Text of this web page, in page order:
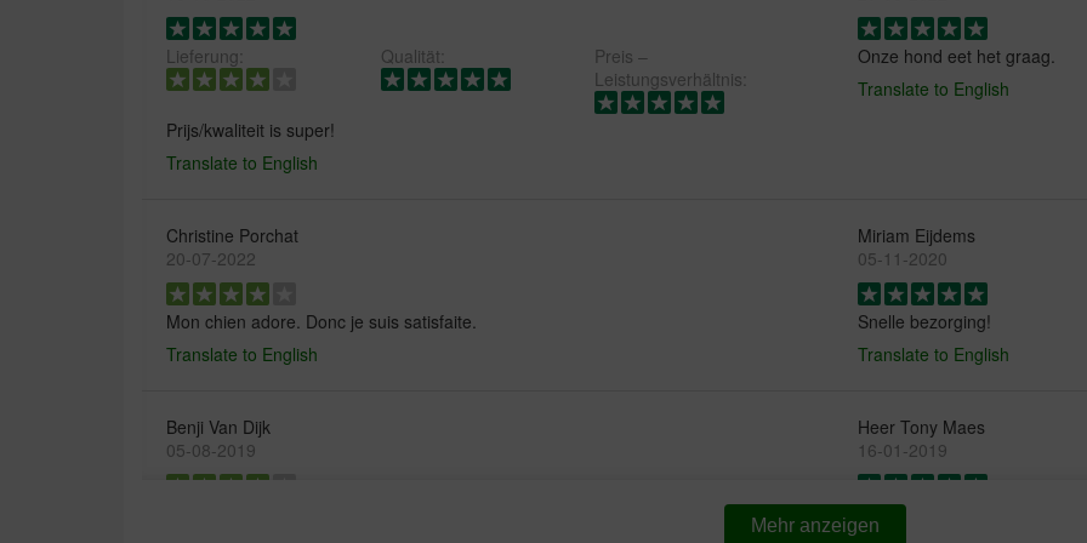
Lieferung: Qualität:
Preis –
Leistungsverhältnis:
Prijs/kwaliteit is super!
Translate to English
Onze hond eet het graag.
Translate to English
Christine Porchat
20-07-2022
Mon chien adore. Donc je suis satisfaite.
Translate to English
Miriam Eijdems
05-11-2020
Snelle bezorging!
Translate to English
Benji Van Dijk
05-08-2019
Heer Tony Maes
16-01-2019
Snelle levering en ik moet
Mehr anzeigen